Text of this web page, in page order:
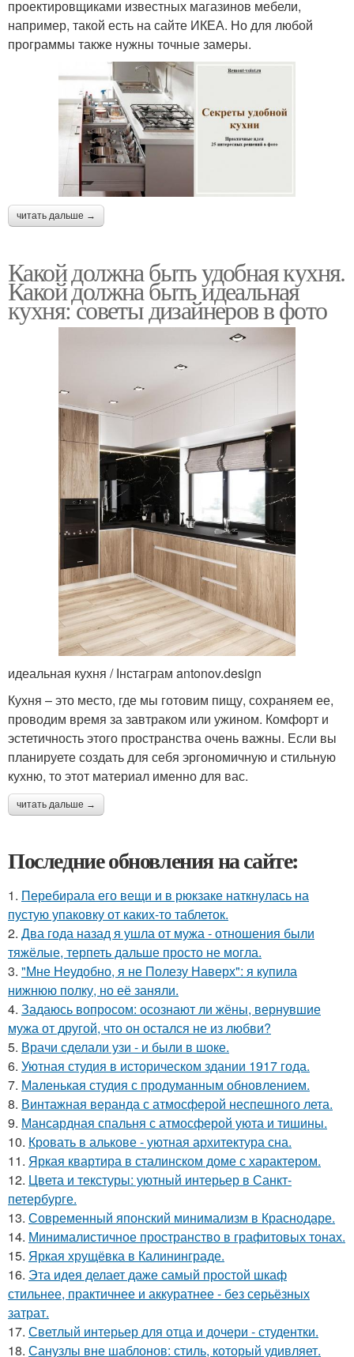
проектировщиками известных магазинов мебели,
например, такой есть на сайте ИКЕА. Но для любой
программы также нужны точные замеры.
читать дальше →
Какой должна быть удобная кухня.
Какой должна быть идеальная
кухня: советы дизайнеров в фото
идеальная кухня / Інстаграм antonov.design
Кухня – это место, где мы готовим пищу, сохраняем ее,
проводим время за завтраком или ужином. Комфорт и
эстетичность этого пространства очень важны. Если вы
планируете создать для себя эргономичную и стильную
кухню, то этот материал именно для вас.
читать дальше →
Последние обновления на сайте:
1. Перебирала его вещи и в рюкзаке наткнулась на
пустую упаковку от каких-то таблеток.
2. Два года назад я ушла от мужа - отношения были
тяжёлые, терпеть дальше просто не могла.
3. "Мне Неудобно, я не Полезу Наверх": я купила
нижнюю полку, но её заняли.
4. Задаюсь вопросом: осознают ли жёны, вернувшие
мужа от другой, что он остался не из любви?
5. Врачи сделали узи - и были в шоке.
6. Уютная студия в историческом здании 1917 года.
7. Маленькая студия с продуманным обновлением.
8. Винтажная веранда с атмосферой неспешного лета.
9. Мансардная спальня с атмосферой уюта и тишины.
10. Кровать в алькове - уютная архитектура сна.
11. Яркая квартира в сталинском доме с характером.
12. Цвета и текстуры: уютный интерьер в Санкт-
петербурге.
13. Современный японский минимализм в Краснодаре.
14. Минималистичное пространство в графитовых тонах.
15. Яркая хрущёвка в Калининграде.
16. Эта идея делает даже самый простой шкаф
стильнее, практичнее и аккуратнее - без серьёзных
затрат.
17. Светлый интерьер для отца и дочери - студентки.
18. Санузлы вне шаблонов: стиль, который удивляет.